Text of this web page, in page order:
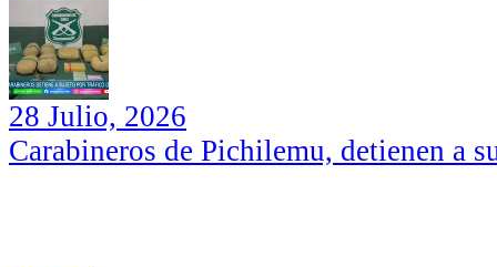
28 Julio, 2026
Carabineros de Pichilemu, detienen a